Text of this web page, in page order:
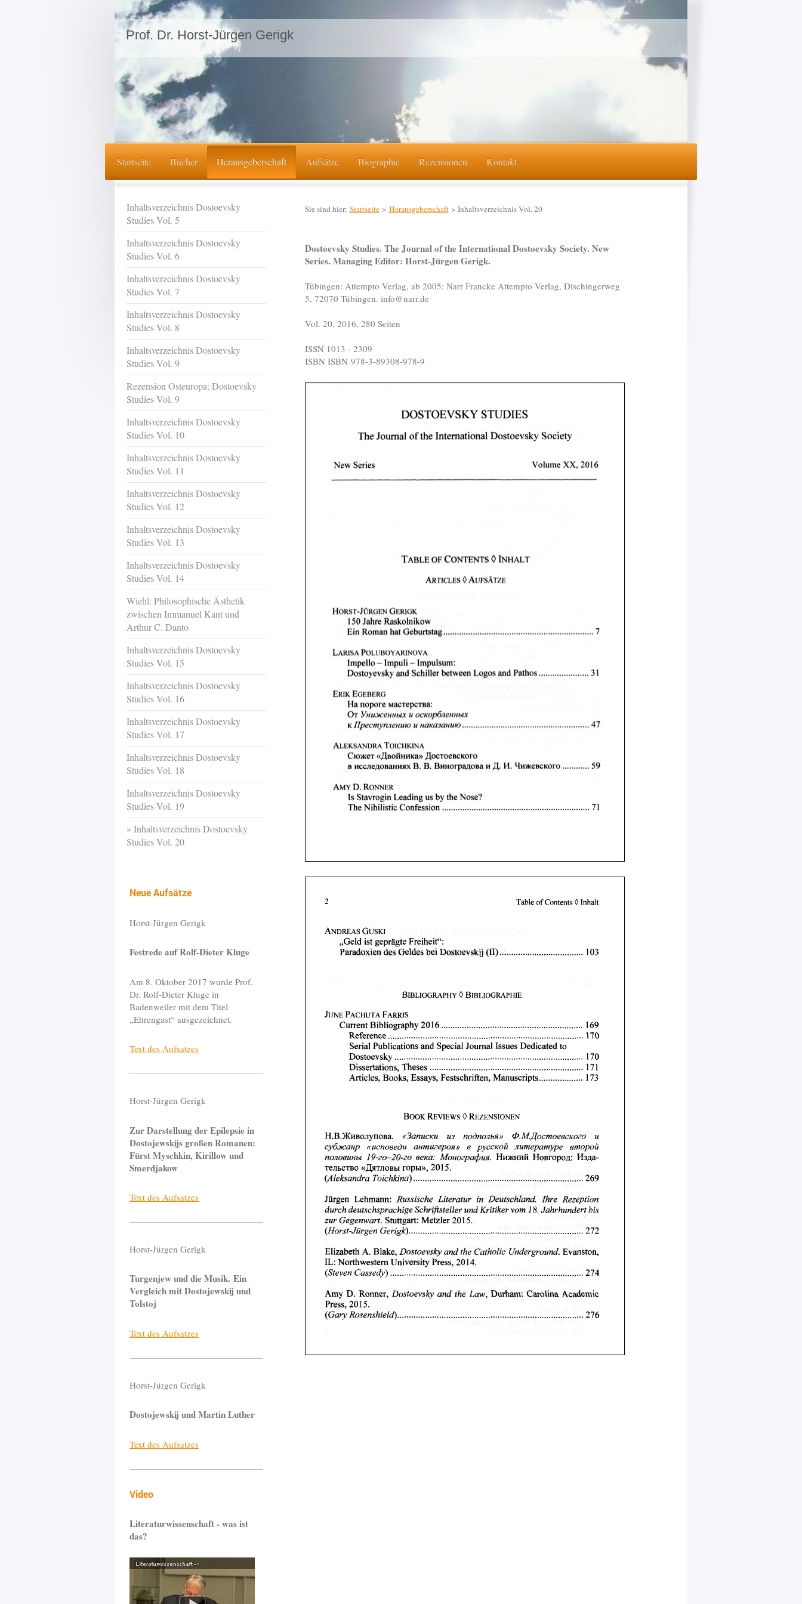
Prof. Dr. Horst-Jürgen Gerigk
Startseite Bücher Herausgeberschaft Aufsätze Biographie Rezensionen Kontakt
Sie sind hier: Startseite> Herausgeberschaft> Inhaltsverzeichnis Vol. 20
Dostoevsky Studies. The Journal of the International Dostoevsky Society. New
Series. Managing Editor: Horst-Jürgen Gerigk.
Tübingen: Attempto Verlag, ab 2005: Narr Francke Attempto Verlag, Dischingerweg
5, 72070 Tübingen. info@narr.de
Vol. 20, 2016, 280 Seiten
ISSN 1013 - 2309
ISBN ISBN 978-3-89308-978-9
Inhaltsverzeichnis Dostoevsky
Studies Vol. 5
Inhaltsverzeichnis Dostoevsky
Studies Vol. 6
Inhaltsverzeichnis Dostoevsky
Studies Vol. 7
Inhaltsverzeichnis Dostoevsky
Studies Vol. 8
Inhaltsverzeichnis Dostoevsky
Studies Vol. 9
Rezension Osteuropa: Dostoevsky
Studies Vol. 9
Inhaltsverzeichnis Dostoevsky
Studies Vol. 10
Inhaltsverzeichnis Dostoevsky
Studies Vol. 11
Inhaltsverzeichnis Dostoevsky
Studies Vol. 12
Inhaltsverzeichnis Dostoevsky
Studies Vol. 13
Inhaltsverzeichnis Dostoevsky
Studies Vol. 14
Wiehl: Philosophische Ästhetik
zwischen Immanuel Kant und
Arthur C. Danto
Inhaltsverzeichnis Dostoevsky
Studies Vol. 15
Inhaltsverzeichnis Dostoevsky
Studies Vol. 16
Inhaltsverzeichnis Dostoevsky
Studies Vol. 17
Inhaltsverzeichnis Dostoevsky
Studies Vol. 18
Inhaltsverzeichnis Dostoevsky
Studies Vol. 19
Inhaltsverzeichnis Dostoevsky
Studies Vol. 20
Neue Aufsätze
Horst-Jürgen Gerigk
Festrede auf Rolf-Dieter Kluge
Am 8. Oktober 2017 wurde Prof.
Dr. Rolf-Dieter Kluge in
Badenweiler mit dem Titel
„Ehrengast“ ausgezeichnet.
Text des Aufsatzes
Horst-Jürgen Gerigk
Zur Darstellung der Epilepsie in
Dostojewskijs großen Romanen:
Fürst Myschkin, Kirillow und
Smerdjakow
Text des Aufsatzes
Horst-Jürgen Gerigk
Turgenjew und die Musik. Ein
Vergleich mit Dostojewskij und
Tolstoj
Text des Aufsatzes
Horst-Jürgen Gerigk
Dostojewskij und Martin Luther
Text des Aufsatzes
Video
Literaturwissenschaft - was ist
das?